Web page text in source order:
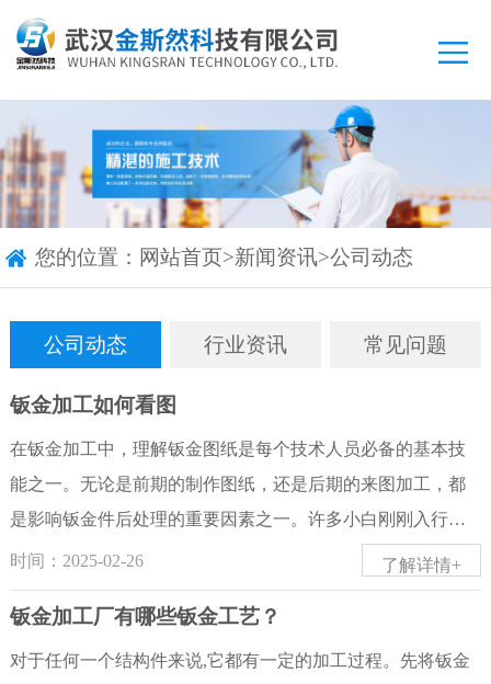
您的位置： 网站首页>新闻资讯>公司动态
公司动态 行业资讯 常见问题
钣金加工如何看图
在钣金加工中，理解钣金图纸是每个技术人员必备的基本技
能之一。无论是前期的制作图纸，还是后期的来图加工，都
是影响钣金件后处理的重要因素之一。许多小白刚刚入行不
就，面对金属板图纸，似乎束手无策，到底怎么看？首先，
要把握“长对正，高平齐，宽相等”的原则。也就是说，组合立
体视图的查看方法是绘制的逆过程。绘图是用一组视图来表
示平面上的空间物体。根据物体在平面上的一组视图，通过
了解详情+
时间：2025-02-26
钣金加工厂有哪些钣金工艺？
对于任何一个结构件来说,它都有一定的加工过程。先将钣金